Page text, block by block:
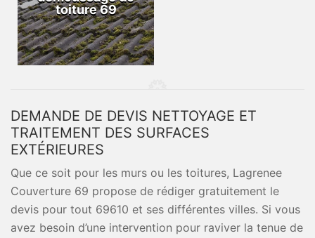
toiture 69
DEMANDE DE DEVIS NETTOYAGE ET
TRAITEMENT DES SURFACES
EXTÉRIEURES
Que ce soit pour les murs ou les toitures, Lagrenee
Couverture 69 propose de rédiger gratuitement le
devis pour tout 69610 et ses différentes villes. Si vous
avez besoin d’une intervention pour raviver la tenue de